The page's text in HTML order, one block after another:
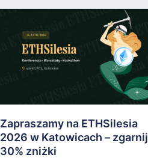
Zapraszamy na ETHSilesia
2026 w Katowicach – zgarnij
30% zniżki